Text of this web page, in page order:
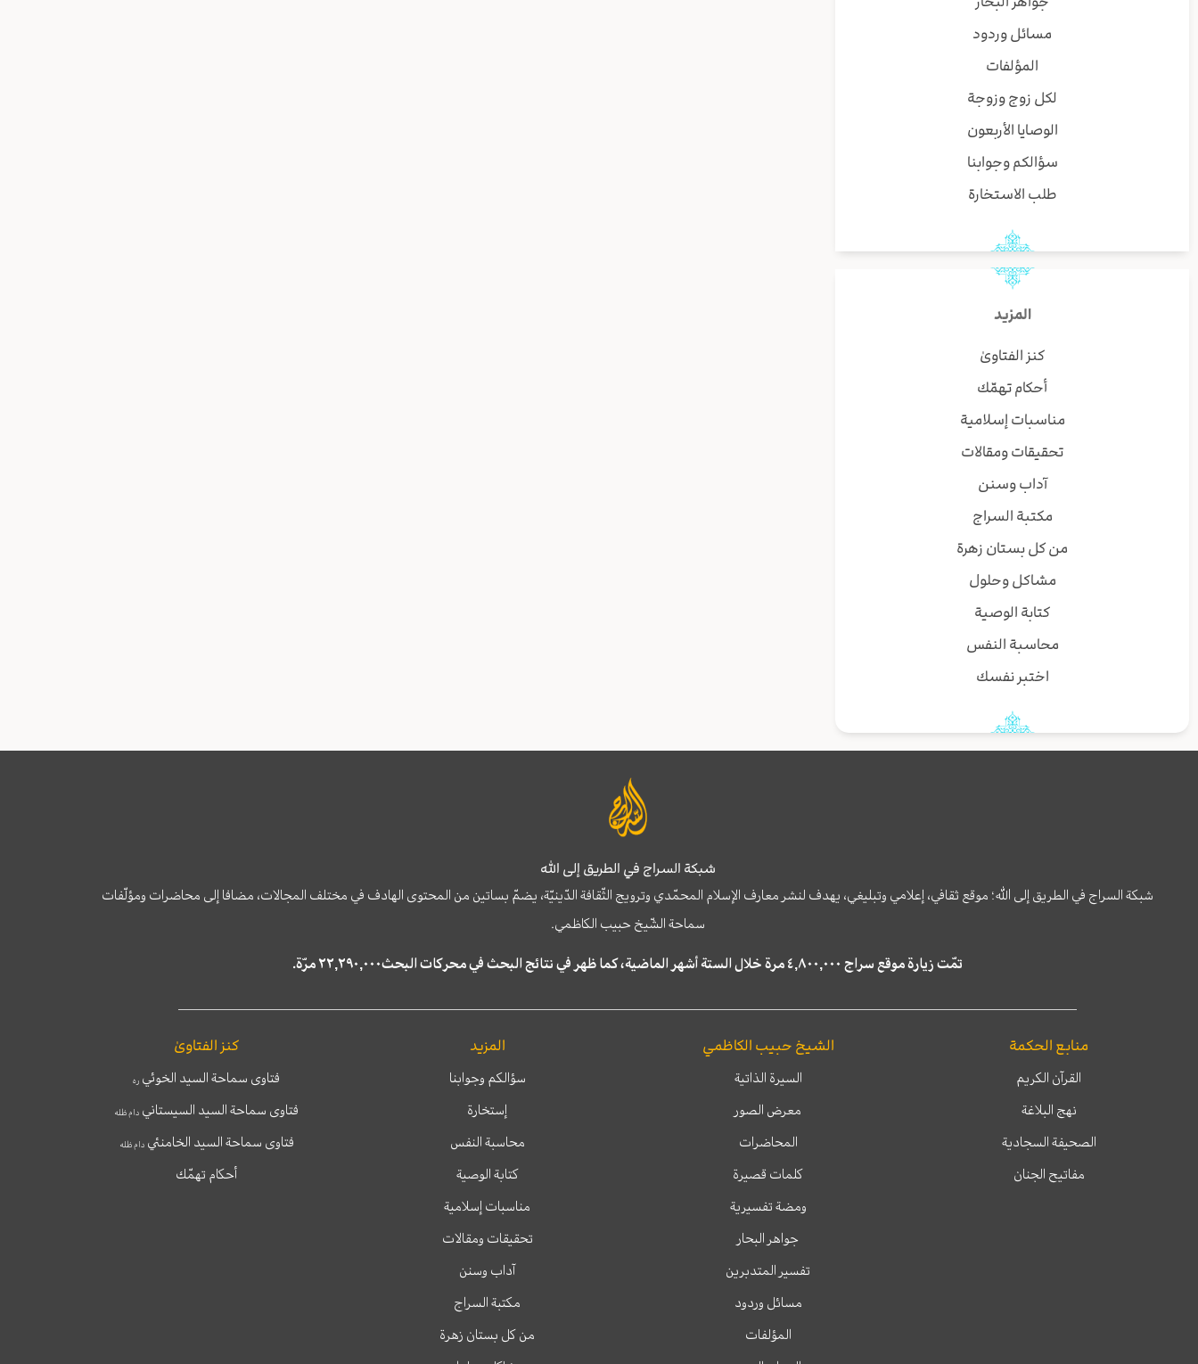
مسائل وردود
المؤلفات
لكل زوج وزوجة
الوصايا الأربعون
سؤالكم وجوابنا
طلب الاستخارة
المزيد
كنز الفتاوىٰ
أحكام تهمّك
مناسبات إسلامية
تحقيقات ومقالات
آداب وسنن
مكتبة السراج
من كل بستان زهرة
مشاكل وحلول
كتابة الوصية
محاسبة النفس
اختبر نفسك
شبكة السراج في الطريق إلى الله
شبكة السراج في الطريق إلى الله؛ موقع ثقافي، إعلامي وتبليغي، يهدف لنشر معارف الإسلام المحمّدي وترويج الثّقافة الدّينيّة، يضمّ بساتين من المحتوى الهادف في مختلف المجالات، مضافا إلى محاضرات ومؤلّفات
سماحة الشّيخ حبيب الكاظمي.
تمّت زيارة موقع سراج ٤,٨٠٠,٠٠٠ مرة خلال الستة أشهر الماضية، كما ظهر في نتائج البحث في محركات البحث٢٢,٢٩٠,٠٠٠ مرّة.
منابع الحكمة
القرآن الكريم
نهج البلاغة
الصحيفة السجادية
مفاتيح الجنان
الشيخ حبيب الكاظمي
السيرة الذاتية
معرض الصور
المحاضرات
كلمات قصيرة
ومضة تفسيرية
جواهر البحار
تفسير المتدبرين
مسائل وردود
المؤلفات
المزيد
سؤالكم وجوابنا
إستخارة
محاسبة النفس
كتابة الوصية
مناسبات إسلامية
تحقيقات ومقالات
آداب وسنن
مكتبة السراج
من كل بستان زهرة
كنز الفتاوىٰ
فتاوى سماحة السيد الخوئي ره
فتاوى سماحة السيد السيستاني دام ظله
فتاوى سماحة السيد الخامنئيدام ظله
أحكام تهمّك